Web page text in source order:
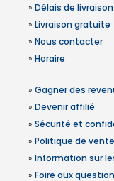
» Délais de livraison
» Livraison gratuite
» Nous contacter
» Horaire
» Gagner des
» Devenir affilié
» Sécurité et
» Politique de
» Information sur
» Foire aux